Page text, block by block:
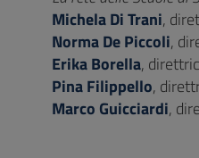
Michela Di Trani,
Norma De Piccoli,
Erika Borella,
Pina Filippello,
Marco Guicciardi,